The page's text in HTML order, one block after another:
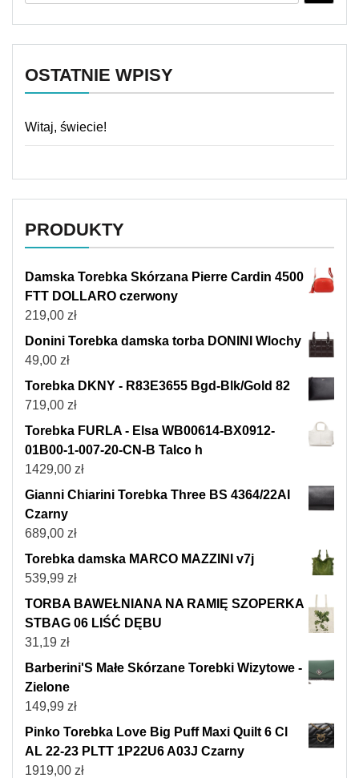
OSTATNIE WPISY
Witaj, świecie!
PRODUKTY
Damska Torebka Skórzana Pierre Cardin 4500
FTT DOLLARO czerwony
219,00 zł
Donini Torebka damska torba DONINI Wlochy
49,00 zł
Torebka DKNY - R83E3655 Bgd-Blk/Gold 82
719,00 zł
Torebka FURLA - Elsa WB00614-BX0912-
01B00-1-007-20-CN-B Talco h
1429,00 zł
Gianni Chiarini Torebka Three BS 4364/22AI
Czarny
689,00 zł
Torebka damska MARCO MAZZINI v7j
539,99 zł
TORBA BAWEŁNIANA NA RAMIĘ SZOPERKA
STBAG 06 LIŚĆ DĘBU
31,19 zł
Barberini'S Małe Skórzane Torebki Wizytowe -
Zielone
149,99 zł
Pinko Torebka Love Big Puff Maxi Quilt 6 Cl
AL 22-23 PLTT 1P22U6 A03J Czarny
1919,00 zł